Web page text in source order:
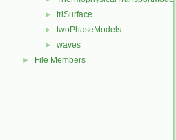
► triSurface
► twoPhaseModels
► waves
► File Members